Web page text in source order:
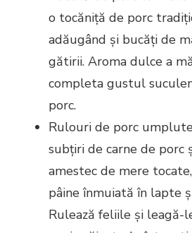
o tocăniță de porc
adăugând și bucăți de
gătirii. Aroma dulce a
completa gustul
porc.
Rulouri de porc
subțiri de carne de porc
amestec de mere
pâine înmuiată în lapte
Rulează feliile și leagă-